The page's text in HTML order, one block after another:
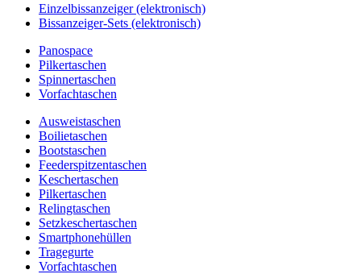
Einzelbissanzeiger (elektronisch)
Bissanzeiger-Sets (elektronisch)
Panospace
Pilkertaschen
Spinnertaschen
Vorfachtaschen
Ausweistaschen
Boilietaschen
Bootstaschen
Feederspitzentaschen
Keschertaschen
Pilkertaschen
Relingtaschen
Setzkeschertaschen
Smartphonehüllen
Tragegurte
Vorfachtaschen